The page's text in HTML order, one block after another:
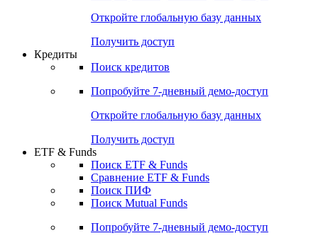
Откройте глобальную базу данных
Получить доступ
Кредиты
Поиск кредитов
Попробуйте 7-дневный демо-доступ
Откройте глобальную базу данных
Получить доступ
ETF & Funds
Поиск ETF & Funds
Сравнение ETF & Funds
Поиск ПИФ
Поиск Mutual Funds
Попробуйте 7-дневный демо-доступ